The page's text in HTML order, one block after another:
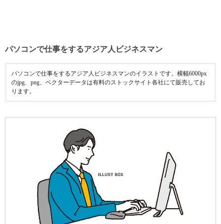
パソコンで仕事をするアジア人ビジネスマン
パソコンで仕事をするアジア人ビジネスマンのイラストです。横幅6000px
のjpg、png、ベクターデータは有料のストックサイト各社にて販売してお
ります。